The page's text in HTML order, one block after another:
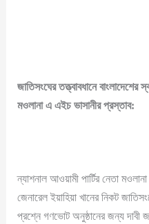
জাতিসংঘের তত্ত্বাবধানে
মওলানা এ এইচ ভাসানীর প্রস্তাব:
ন্যাশনাল আওয়ামী পার্টির নেতা
জেনারেল ইয়াহিয়া খানের নিকট
প্রশ্নে গণভোট অনুষ্ঠানের জন্য দাবী